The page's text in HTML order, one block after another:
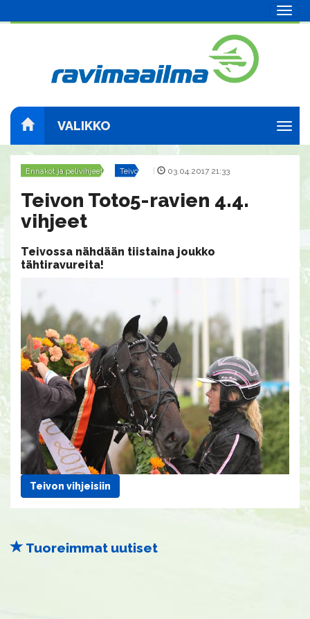
VALIKKO
Ennakot ja pelivihjeet Teivo 03.04.2017 21:33
Teivon Toto5-ravien 4.4.
vihjeet
Teivossa nähdään tiistaina joukko
tähtiravureita!
Teivon vihjeisiin
Tuoreimmat uutiset